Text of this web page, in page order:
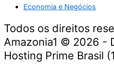
Economia e Negócios
Todos os direitos
Amazonia1 © 2026 -
Hosting Prime Brasil